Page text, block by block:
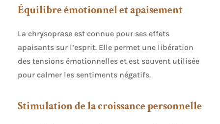
Équilibre émotionnel et apaisement
La chrysoprase est connue pour ses effets
apaisants sur l’esprit. Elle permet une libération
des tensions émotionnelles et est souvent utilisée
pour calmer les sentiments négatifs.
Stimulation de la croissance personnelle